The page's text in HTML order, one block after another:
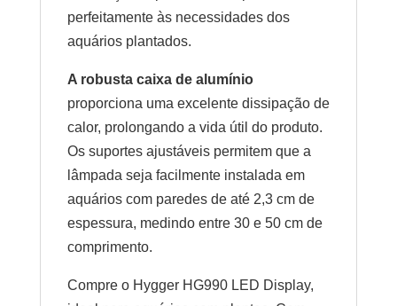
perfeitamente às necessidades dos
aquários plantados.
A robusta caixa de alumínio
proporciona uma excelente dissipação de
calor, prolongando a vida útil do produto.
Os suportes ajustáveis permitem que a
lâmpada seja facilmente instalada em
aquários com paredes de até 2,3 cm de
espessura, medindo entre 30 e 50 cm de
comprimento.
Compre o Hygger HG990 LED Display,